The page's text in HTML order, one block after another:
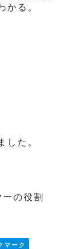
かる。
した。
の役割
マーク